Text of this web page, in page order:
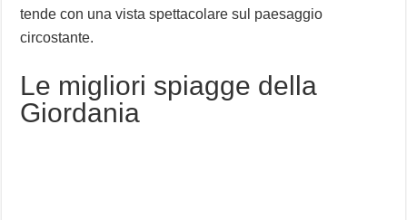
tende con una vista spettacolare sul paesaggio
circostante.
Le migliori spiagge della
Giordania